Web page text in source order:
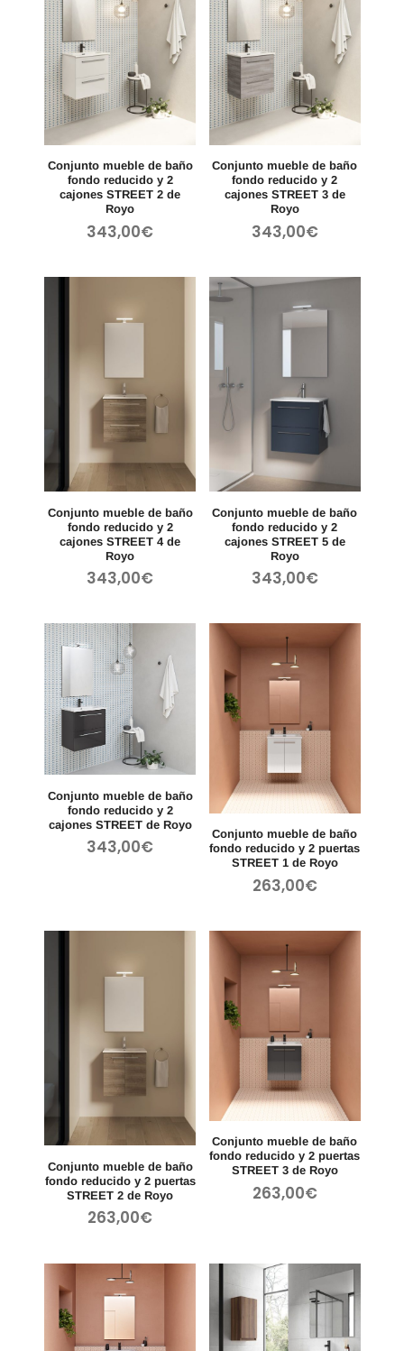
Conjunto mueble de baño
fondo reducido y 2
cajones STREET 2 de
Royo
343,00€
Conjunto mueble de baño
fondo reducido y 2
cajones STREET 3 de
Royo
343,00€
Conjunto mueble de baño
fondo reducido y 2
cajones STREET 4 de
Royo
343,00€
Conjunto mueble de baño
fondo reducido y 2
cajones STREET 5 de
Royo
343,00€
Conjunto mueble de baño
fondo reducido y 2
cajones STREET de Royo
343,00€
Conjunto mueble de baño
fondo reducido y 2 puertas
STREET 1 de Royo
263,00€
Conjunto mueble de baño
fondo reducido y 2 puertas
STREET 2 de Royo
263,00€
Conjunto mueble de baño
fondo reducido y 2 puertas
STREET 3 de Royo
263,00€